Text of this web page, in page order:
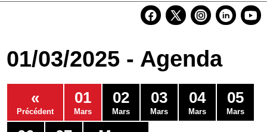
Economie
Services
Contacts
01/03/2025 - Agenda
«
Précédent
01
Mars
02
Mars
03
Mars
04
Mars
05
Mars